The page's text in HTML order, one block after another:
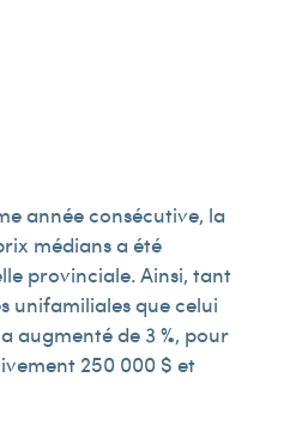
année consécutive, la
médians a été
provinciale. Ainsi, tant
unifamiliales que celui
augmenté de 3 %, pour
250 000 $ et